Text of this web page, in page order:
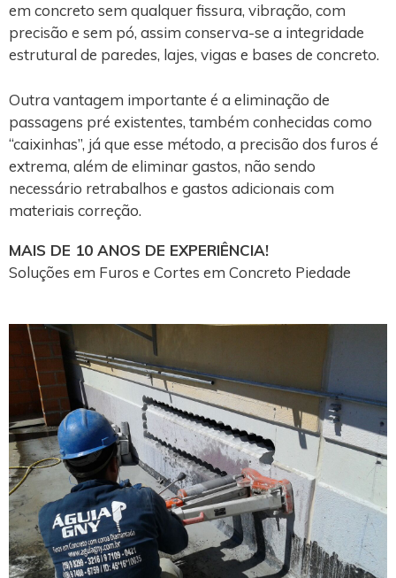
em concreto sem qualquer fissura, vibração, com
precisão e sem pó, assim conserva-se a integridade
estrutural de paredes, lajes, vigas e bases de concreto.
Outra vantagem importante é a eliminação de
passagens pré existentes, também conhecidas como
“caixinhas”, já que esse método, a precisão dos furos é
extrema, além de eliminar gastos, não sendo
necessário retrabalhos e gastos adicionais com
materiais correção.
MAIS DE 10 ANOS DE EXPERIÊNCIA!
Soluções em Furos e Cortes em Concreto Piedade